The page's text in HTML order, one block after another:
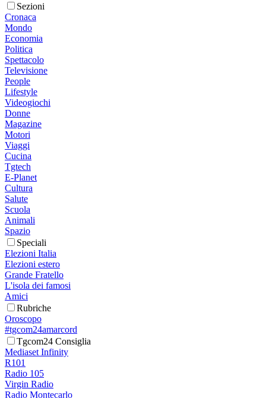
Sezioni
Cronaca
Mondo
Economia
Politica
Spettacolo
Televisione
People
Lifestyle
Videogiochi
Donne
Magazine
Motori
Viaggi
Cucina
Tgtech
E-Planet
Cultura
Salute
Scuola
Animali
Spazio
Speciali
Elezioni Italia
Elezioni estero
Grande Fratello
L'isola dei famosi
Amici
Rubriche
Oroscopo
#tgcom24amarcord
Tgcom24 Consiglia
Mediaset Infinity
R101
Radio 105
Virgin Radio
Radio Montecarlo